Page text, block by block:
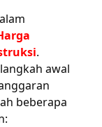
.
awal
beberapa